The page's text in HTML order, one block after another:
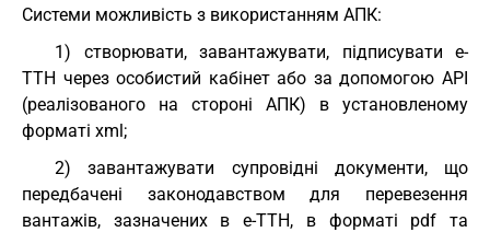
Системи можливість з використанням АПК:
1) створювати, завантажувати, підписувати е-
ТТН через особистий кабінет або за допомогою API
(реалізованого на стороні АПК) в установленому
форматі xml;
2) завантажувати супровідні документи, що
передбачені законодавством для перевезення
вантажів, зазначених в е-ТТН, в форматі pdf та